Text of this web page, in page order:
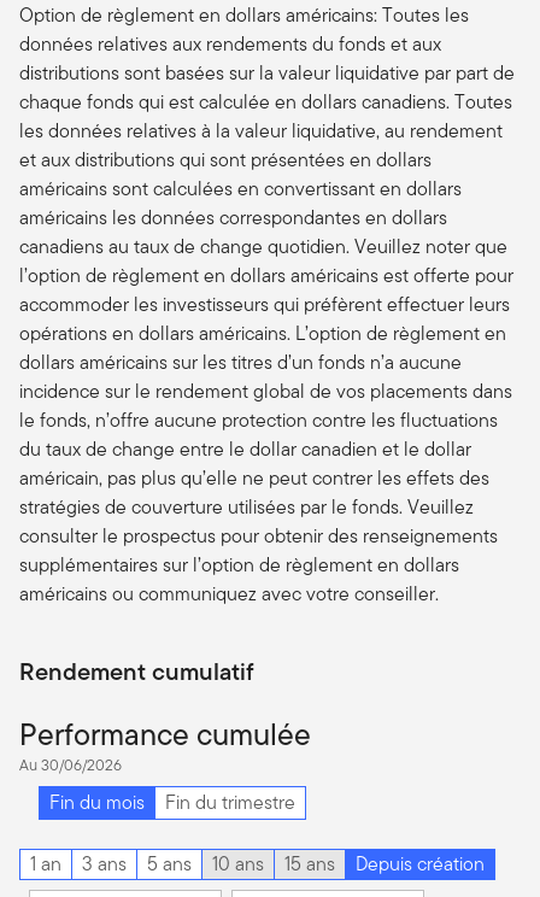
Option de règlement en dollars américains: Toutes les
données relatives aux rendements du fonds et aux
distributions sont basées sur la valeur liquidative par part de
chaque fonds qui est calculée en dollars canadiens. Toutes
les données relatives à la valeur liquidative, au rendement
et aux distributions qui sont présentées en dollars
américains sont calculées en convertissant en dollars
américains les données correspondantes en dollars
canadiens au taux de change quotidien. Veuillez noter que
l’option de règlement en dollars américains est offerte pour
accommoder les investisseurs qui préfèrent effectuer leurs
opérations en dollars américains. L’option de règlement en
dollars américains sur les titres d’un fonds n’a aucune
incidence sur le rendement global de vos placements dans
le fonds, n’offre aucune protection contre les fluctuations
du taux de change entre le dollar canadien et le dollar
américain, pas plus qu’elle ne peut contrer les effets des
stratégies de couverture utilisées par le fonds. Veuillez
consulter le prospectus pour obtenir des renseignements
supplémentaires sur l’option de règlement en dollars
américains ou communiquez avec votre conseiller.
Rendement cumulatif
Performance cumulée
Au 30/06/2026
Fin du mois Fin du trimestre
1 an 3 ans 5 ans 10 ans 15 ans Depuis création